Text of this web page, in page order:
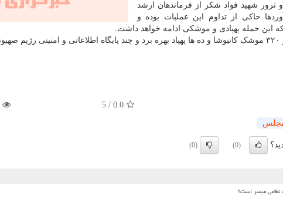
ترور شهید فواد شکر از فرماندهان ارشد
حاکی از تداوم این عملیات بوده و
که این حمله پهپادی و موشکی ادامه خواهد داشت.
0.0
/
5
(0)
(0)
نظامی میسر است؟